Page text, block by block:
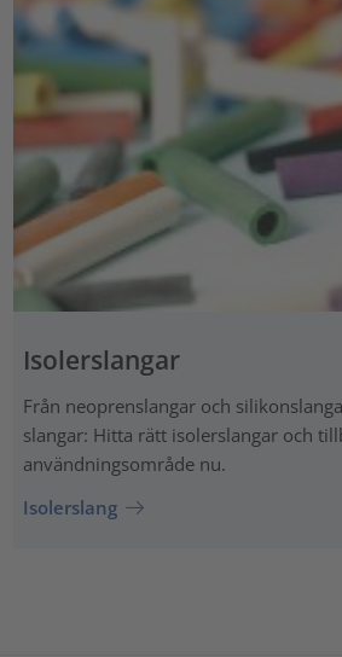
Isolerslangar
Från neoprenslangar och
slangar: Hitta rätt isolerslangar och
användningsområde nu.
Isolerslang